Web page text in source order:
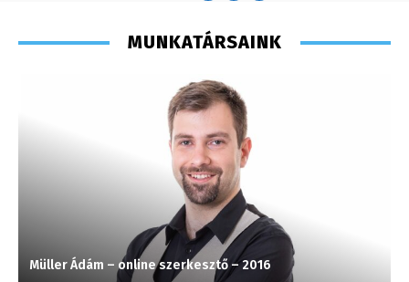
MUNKATÁRSAINK
Müller Ádám – online szerkesztő – 2016